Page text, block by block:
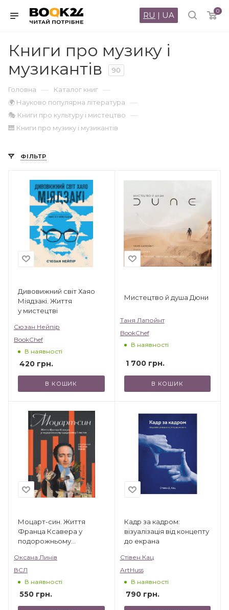
0
RU | UA
Книги про музику і
музикантів
90
Головна — Каталог книг —
🌍 Науково популярна література —
🎭 Книги про культуру і мистецтво —
🎹 Книги про музику і музикантів
ФІЛЬТР
Дивовижний світ Хаяо
Міядзакі. Життя
у мистецтві
Сюзан Нейпір
BookChef
В наявності
420 грн.
В КОШИК
Мистецтво й душа Дюни
Таня Лапойнт
BookChef
В наявності
1 700грн.
В КОШИК
Моцарт-син. Життя
Франца Ксавера у
подорожньому
Оксана Линів
ВСЛ
В наявності
550 грн.
Кадр за кадром:
візуалізація від концепту
до екрана
Стівен Кац
ArtHuss
В наявності
790грн.